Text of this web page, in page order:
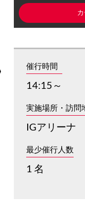
催行時間
14:15～
実施場所・訪問
IGアリーナ
最少催行人数
1 名